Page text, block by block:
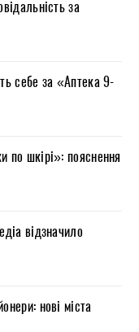
за
себе за «Аптека 9-
по шкірі»: пояснення
відзначило
нові міста